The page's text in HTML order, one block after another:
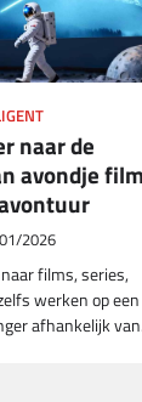
naar de
avondje
2026
films, series,
werken op een
afhankelijk